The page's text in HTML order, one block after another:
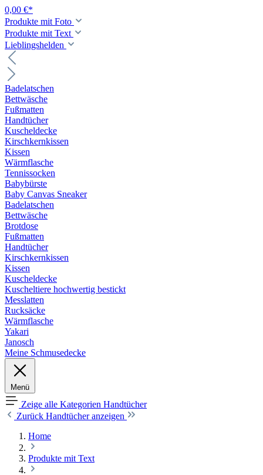
0,00 €*
Produkte mit Foto
Produkte mit Text
Lieblingshelden
Badelatschen
Bettwäsche
Fußmatten
Handtücher
Kuscheldecke
Kirschkernkissen
Kissen
Wärmflasche
Tennissocken
Babybürste
Baby Canvas Sneaker
Badelatschen
Bettwäsche
Brotdose
Fußmatten
Handtücher
Kirschkernkissen
Kissen
Kuscheldecke
Kuscheltiere hochwertig bestickt
Messlatten
Rucksäcke
Wärmflasche
Yakari
Janosch
Meine Schmusedecke
Menü
Zeige alle Kategorien Handtücher
Zurück Handtücher anzeigen
Home
Produkte mit Text